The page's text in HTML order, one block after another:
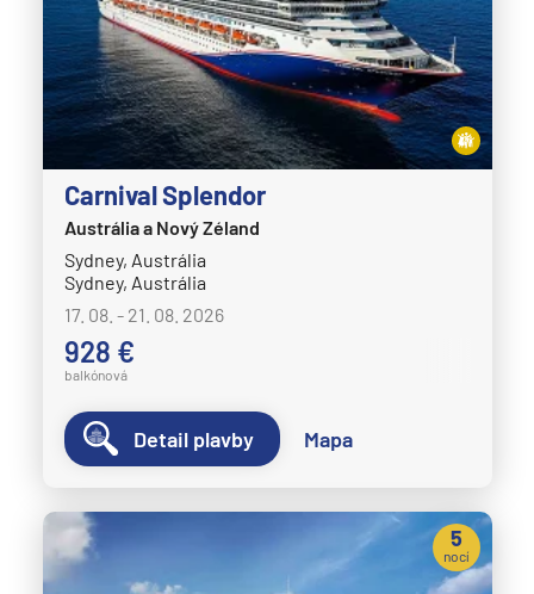
Carnival Splendor
Austrália a Nový Zéland
Sydney, Austrália
Sydney, Austrália
17. 08. - 21. 08. 2026
928 €
balkónová
Detail plavby Mapa
5
nocí